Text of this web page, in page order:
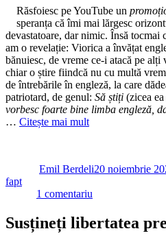
au
«rotativa»
gripată,
iar
schimbul
de
locuinţe
s-
a
amânat
până
știe
Răsfoiesc pe YouTube un
speranța că îmi mai lărgesc
devastatoare, dar nimic. Însă tocmai
am o revelație: Viorica a învățat
bănuiesc, de vreme ce-i atacă pe
chiar o știre fiindcă nu cu multă
de întrebările în engleză, la care
patriotard, de genul: Să știți (zicea
vorbesc foarte bine limba engleză,
… Citește mai mult
Emil Berdeli20 noiembrie
fapt
1 comentariu
vezi
Susțineți libertatea